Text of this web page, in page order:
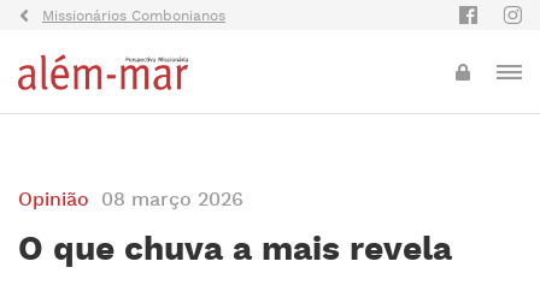
Missionários Combonianos
Opinião 08 março 2026
O que chuva a mais revela